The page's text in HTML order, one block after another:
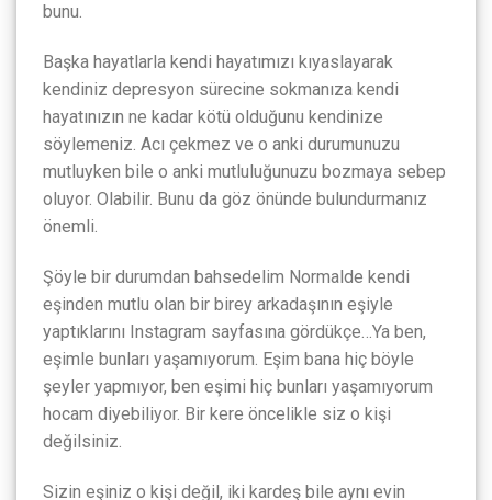
bunu.
Başka hayatlarla kendi hayatımızı kıyaslayarak
kendiniz depresyon sürecine sokmanıza kendi
hayatınızın ne kadar kötü olduğunu kendinize
söylemeniz. Acı çekmez ve o anki durumunuzu
mutluyken bile o anki mutluluğunuzu bozmaya sebep
oluyor. Olabilir. Bunu da göz önünde bulundurmanız
önemli.
Şöyle bir durumdan bahsedelim Normalde kendi
eşinden mutlu olan bir birey arkadaşının eşiyle
yaptıklarını Instagram sayfasına gördükçe…Ya ben,
eşimle bunları yaşamıyorum. Eşim bana hiç böyle
şeyler yapmıyor, ben eşimi hiç bunları yaşamıyorum
hocam diyebiliyor. Bir kere öncelikle siz o kişi
değilsiniz.
Sizin eşiniz o kişi değil, iki kardeş bile aynı evin